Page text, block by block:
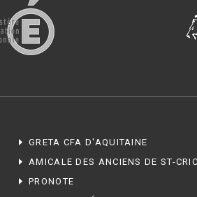
GRETA CFA D'AQUITAINE
AMICALE DES ANCIENS DE ST-
PRONOTE